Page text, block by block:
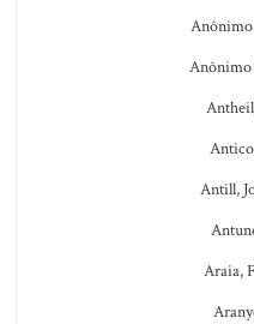
Anônimo
Antill,
Araia,